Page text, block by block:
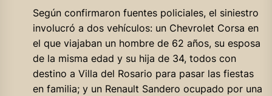
Según confirmaron fuentes policiales, el siniestro
involucró a dos vehículos: un Chevrolet Corsa en
el que viajaban un hombre de 62 años, su esposa
de la misma edad y su hija de 34, todos con
destino a Villa del Rosario para pasar las fiestas
en familia; y un Renault Sandero ocupado por una